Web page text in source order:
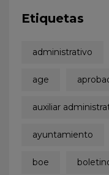
Etiquetas
administrativo
age
auxiliar
ayuntamiento
boe